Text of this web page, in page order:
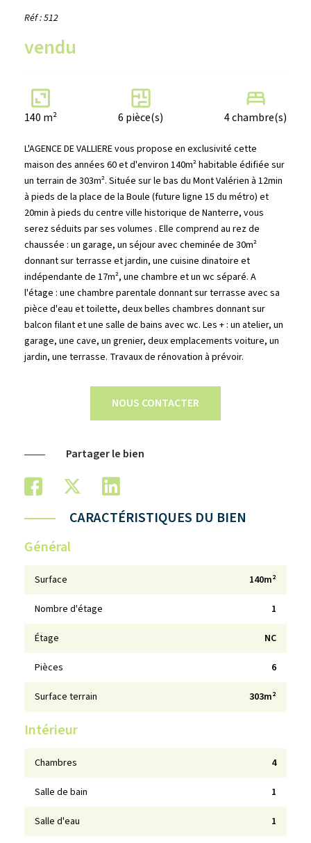
Réf : 512
vendu
140 m² 6 pièce(s) 4 chambre(s)
L'AGENCE DE VALLIERE vous propose en exclusivité cette
maison des années 60 et d'environ 140m² habitable édifiée sur
un terrain de 303m². Située sur le bas du Mont Valérien à 12min
à pieds de la place de la Boule (future ligne 15 du métro) et
20min à pieds du centre ville historique de Nanterre, vous
serez séduits par ses volumes . Elle comprend au rez de
chaussée : un garage, un séjour avec cheminée de 30m²
donnant sur terrasse et jardin, une cuisine dinatoire et
indépendante de 17m², une chambre et un wc séparé. A
l'étage : une chambre parentale donnant sur terrasse avec sa
pièce d'eau et toilette, deux belles chambres donnant sur
balcon filant et une salle de bains avec wc. Les + : un atelier, un
garage, une cave, un grenier, deux emplacements voiture, un
jardin, une terrasse. Travaux de rénovation à prévoir.
NOUS CONTACTER
Partager le bien
CARACTÉRISTIQUES DU BIEN
Général
Surface 140m²
Nombre d'étage 1
Étage NC
Pièces 6
Surface terrain 303m²
Intérieur
Chambres 4
Salle de bain 1
Salle d'eau 1